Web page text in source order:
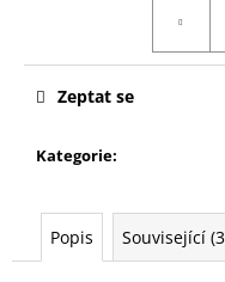
Kategorie:
Zeptat se
Popis Související
e
m
BALÓN
ČÍSLICE